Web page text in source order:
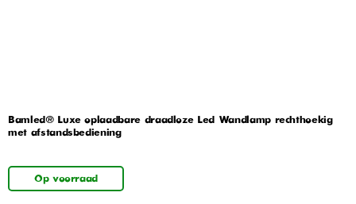
Bamled® Luxe oplaadbare draadloze Led Wandlamp rechthoekig
met afstandsbediening
Op voorraad